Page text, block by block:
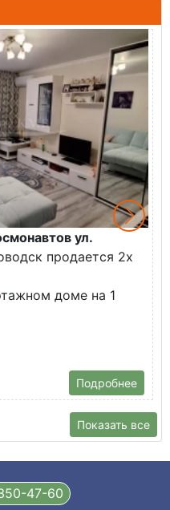
ул.
продается 2х
доме на 1
Подробнее
Показать все
47-60